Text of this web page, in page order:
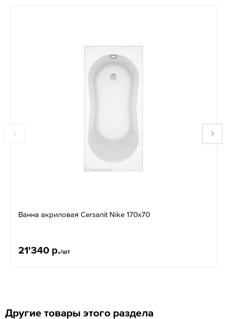
Ванна акриловая Cersanit Nike 170x70
21'340 р./шт
Другие товары этого раздела